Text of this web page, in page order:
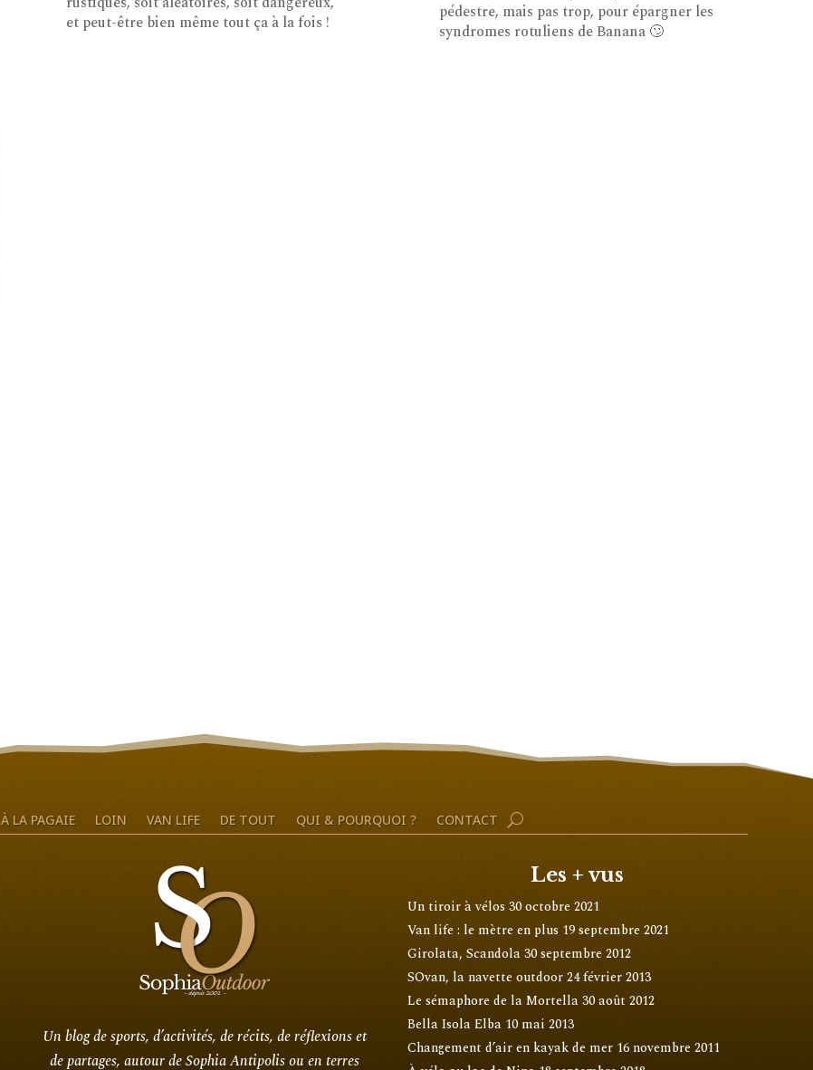
et peut-être bien même tout ça à la fois !
pédestre, mais pas trop, pour épargner les
syndromes rotuliens de Banana 🙄
À LA PAGAIE LOIN VAN LIFE DE TOUT QUI & POURQUOI ? CONTACT
Un blog de sports, d’activités, de récits, de réflexions et
de partages, autour de Sophia Antipolis ou en terres
Les + vus
Un tiroir à vélos 30 octobre 2021
Van life : le mètre en plus 19 septembre 2021
Girolata, Scandola30 septembre 2012
SOvan, la navette outdoor24 février 2013
Le sémaphore de la Mortella30 août 2012
Bella Isola Elba10 mai 2013
Changement d’air en kayak de mer16 novembre 2011